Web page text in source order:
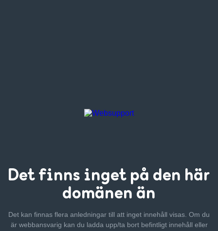
Det finns inget på den här
domänen än
Det kan finnas flera anledningar till att inget innehåll visas. Om du
är webbansvarig kan du ladda upp/ta bort befintligt innehåll eller